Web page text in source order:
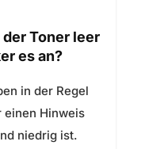
Toner leer
es an?
in der Regel
einen Hinweis
niedrig ist.